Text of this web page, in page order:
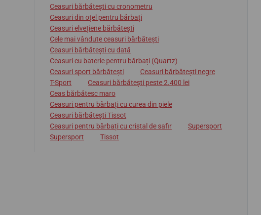
Ceasuri bărbătești cu cronometru
Ceasuri din oțel pentru bărbați
Ceasuri elvețiene bărbătești
Cele mai vândute ceasuri bărbătești
Ceasuri bărbătești cu dată
Ceasuri cu baterie pentru bărbați (Quartz)
Ceasuri sport bărbătești
Ceasuri bărbătești negre
T-Sport
Ceasuri bărbătești peste 2.400 lei
Ceas bărbătesc maro
Ceasuri pentru bărbați cu curea din piele
Ceasuri bărbătești Tissot
Ceasuri pentru bărbați cu cristal de safir
Supersport
Supersport
Tissot